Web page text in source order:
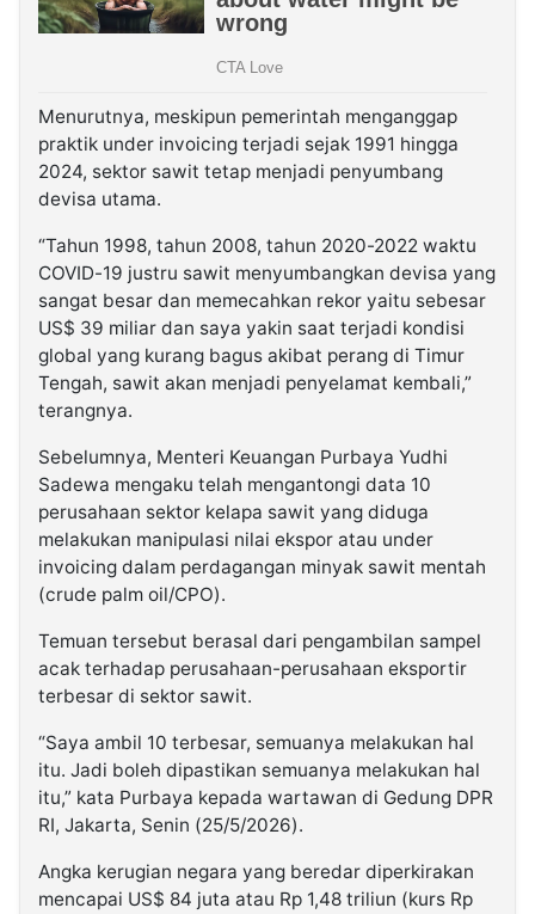
Menurutnya, meskipun pemerintah menganggap
praktik under invoicing terjadi sejak 1991 hingga
2024, sektor sawit tetap menjadi penyumbang
devisa utama.
“Tahun 1998, tahun 2008, tahun 2020-2022 waktu
COVID-19 justru sawit menyumbangkan devisa yang
sangat besar dan memecahkan rekor yaitu sebesar
US$ 39 miliar dan saya yakin saat terjadi kondisi
global yang kurang bagus akibat perang di Timur
Tengah, sawit akan menjadi penyelamat kembali,”
terangnya.
Sebelumnya, Menteri Keuangan Purbaya Yudhi
Sadewa mengaku telah mengantongi data 10
perusahaan sektor kelapa sawit yang diduga
melakukan manipulasi nilai ekspor atau under
invoicing dalam perdagangan minyak sawit mentah
(crude palm oil/CPO).
Temuan tersebut berasal dari pengambilan sampel
acak terhadap perusahaan-perusahaan eksportir
terbesar di sektor sawit.
“Saya ambil 10 terbesar, semuanya melakukan hal
itu. Jadi boleh dipastikan semuanya melakukan hal
itu,” kata Purbaya kepada wartawan di Gedung DPR
RI, Jakarta, Senin (25/5/2026).
Angka kerugian negara yang beredar diperkirakan
mencapai US$ 84 juta atau Rp 1,48 triliun (kurs Rp